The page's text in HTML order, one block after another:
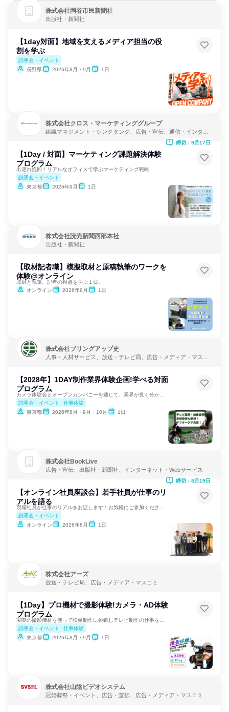
株式会社岡谷市民新聞社
出版社・新聞社
【1day対面】地域を支えるメディア担当の役
割を学ぶ
説明会・イベント
長野県
2026年8月・9月 1日
株式会社クロス・マーケティンググループ
組織マネジメント・シンクタンク、広告・宣伝、通信・インター
【1Day / 対面】マーケティング課題解決体験
プログラム
出遅れ挽回！リアルなオフィスで学ぶマーケティング戦略
説明会・イベント
東京都
2026年9月 1日
締切：9月17日
株式会社読売新聞西部本社
出版社・新聞社
【取材記者職】模擬取材と原稿執筆のワークを
体験@オンライン
取材と執筆、記者の視点を学ぶ１日。
オンライン
2026年9月 1日
株式会社ブリングアップ史
人事・人材サービス、放送・テレビ局、広告・メディア・マスコ
【2028年】1DAY制作業界体験企画!学べる対面
プログラム
説明会・イベント
仕事体験
東京都
2026年8月・9月・10月 1日
株式会社BookLive
広告・宣伝、出版社・新聞社、インターネット・Webサービス
【オンライン社員座談会】若手社員が仕事のリ
アルを語る
説明会・イベント
オンライン
2026年8月 1日
締切：8月19日
株式会社アーズ
放送・テレビ局、広告・メディア・マスコミ
【1Day】プロ機材で撮影体験!カメラ・AD体験
プログラム
説明会・イベント
仕事体験
東京都
2026年8月・9月 1日
株式会社山陰ビデオシステム
冠婚葬祭・イベント、広告・宣伝、広告・メディア・マスコミ